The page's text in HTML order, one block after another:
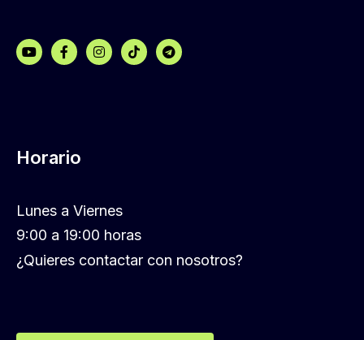
Horario
Lunes a Viernes
9:00 a 19:00 horas
¿Quieres contactar con nosotros?